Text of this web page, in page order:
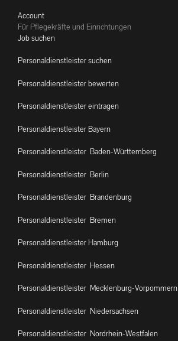
Account
Für Pflegekräfte und Einrichtungen
Job suchen
Personaldienstleister suchen
Personaldienstleister bewerten
Personaldienstleister eintragen
Personaldienstleister Bayern
Personaldienstleister Baden-Württemberg
Personaldienstleister Berlin
Personaldienstleister Brandenburg
Personaldienstleister Bremen
Personaldienstleister Hamburg
Personaldienstleister Hessen
Personaldienstleister Mecklenburg-Vorpommern
Personaldienstleister Niedersachsen
Personaldienstleister Nordrhein-Westfalen